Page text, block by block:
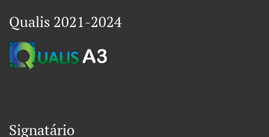
Qualis 2021-2024
Signatário